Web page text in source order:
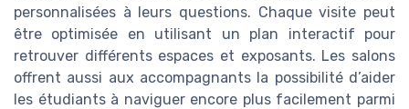
personnalisées à leurs questions. Chaque visite peut
être optimisée en utilisant un plan interactif pour
retrouver différents espaces et exposants. Les salons
offrent aussi aux accompagnants la possibilité d’aider
les étudiants à naviguer encore plus facilement parmi